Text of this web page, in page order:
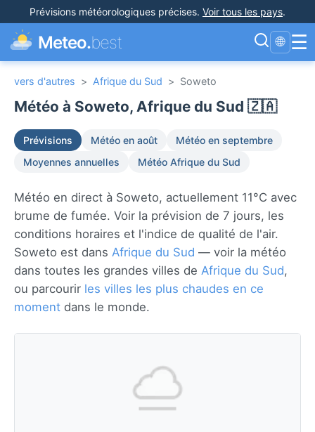
Prévisions météorologiques précises. Voir tous les pays.
Meteo.best 🌐 ☰
vers d'autres > Afrique du Sud > Soweto
Météo à Soweto, Afrique du Sud 🇿🇦
Prévisions Météo en août
Météo en septembre
Moyennes annuelles
Météo Afrique du Sud
Météo en direct à Soweto, actuellement 11°C avec
brume de fumée. Voir la prévision de 7 jours, les
conditions horaires et l'indice de qualité de l'air.
Soweto est dans Afrique du Sud — voir la météo
dans toutes les grandes villes de Afrique du Sud,
ou parcourir les villes les plus chaudes en ce
moment dans le monde.